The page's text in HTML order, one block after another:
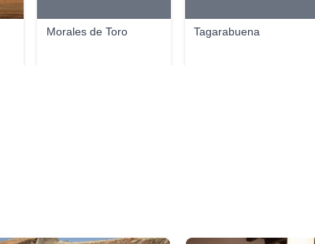
Morales de Toro Tagarabuena